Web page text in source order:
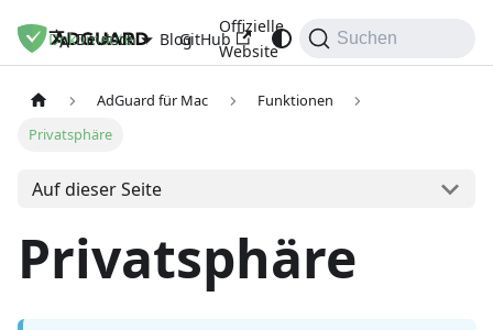
Dokumente Blog
Offizielle
Website
Deutsch GitHub Suchen
AdGuard für Mac
Funktionen
Privatsphäre
Auf dieser Seite
Privatsphäre